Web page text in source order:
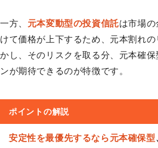
一方、 元本変動型の投資信託は市場
けて価格が上下するため、元本割れ
かし、そのリスクを取る分、元本確
ンが期待できるのが特徴です。
ポイントの解説
安定性を最優先するなら元本確保型